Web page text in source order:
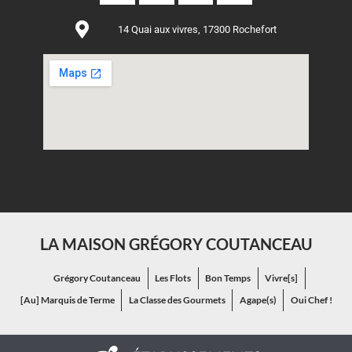
14 Quai aux vivres, 17300 Rochefort
LA MAISON GRÉGORY COUTANCEAU
Grégory Coutanceau Les Flots Bon Temps
Vivre[s]
[Au] Marquis de Terme
La Classe des Gourmets Agape(s) Oui Chef !